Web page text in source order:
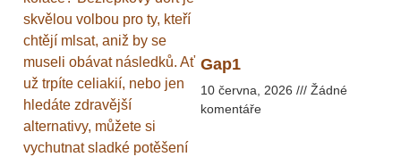
skvělou volbou pro ty, kteří
chtějí mlsat, aniž by se
museli obávat následků. Ať
už trpíte celiakií, nebo jen
hledáte zdravější
alternativy, můžete si
vychutnat sladké potěšení
Gap1
10 června, 2026
Žádné
komentáře